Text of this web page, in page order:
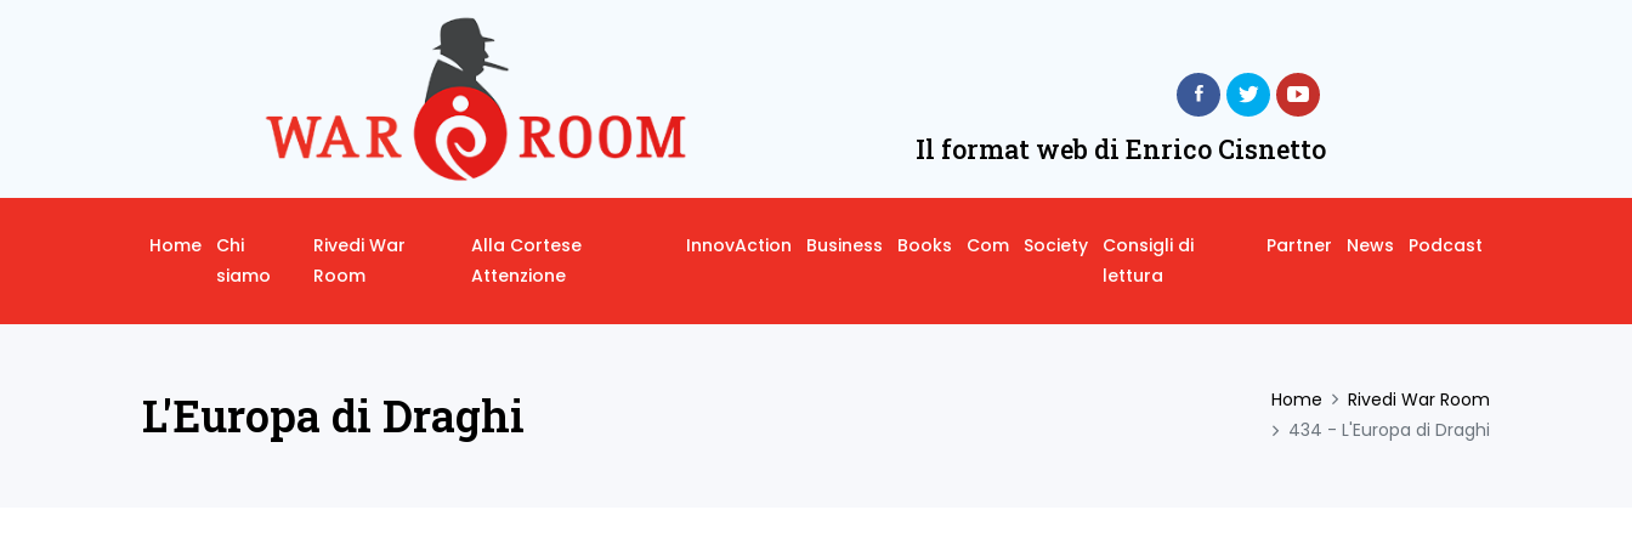
Il format web di Enrico Cisnetto
Home
Chi
siamo
Rivedi War
Room
Alla Cortese
Attenzione
InnovAction Business Books Com Society
Consigli di
lettura
Partner News Podcast
L'Europa di Draghi Home
Rivedi War Room
434 - L'Europa di Draghi